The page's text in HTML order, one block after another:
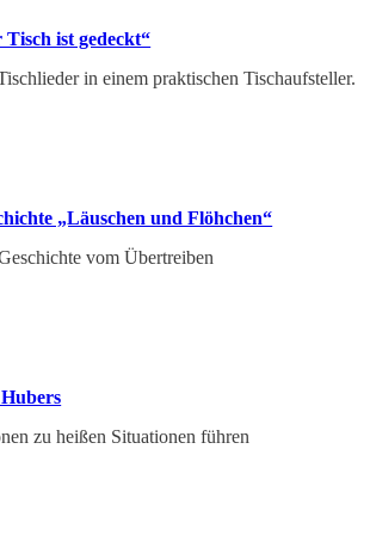
ist gedeckt“
in einem praktischen Tischaufsteller.
„Läuschen und Flöhchen“
vom Übertreiben
zu heißen Situationen führen